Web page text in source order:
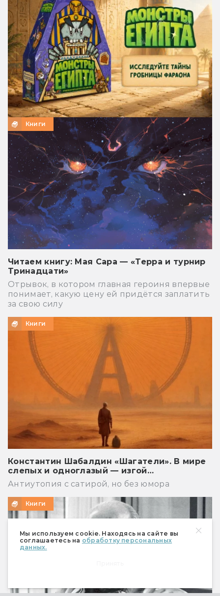
Мы используем cookie. Находясь на сайте вы
соглашаетесь на обработку персональных
данных.
Книги
Читаем книгу: Мая Сара — «Терра и турнир
Тринадцати»
Отрывок, в котором главная героиня впервые
понимает, какую цену ей придётся заплатить
за свою силу
Книги
Константин Шабалдин «Шагатели». В мире
слепых и одноглазый — изгой…
Антиутопия с сатирой, но без юмора
Книги